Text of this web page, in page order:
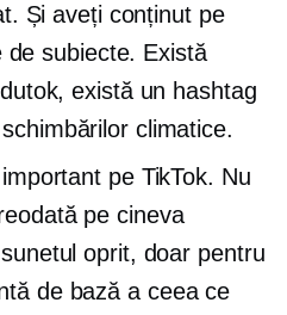
Și aveți conținut pe
subiecte. Există
există un hashtag
climatice.
pe TikTok. Nu
pe cineva
oprit, doar pentru
de bază a ceea ce